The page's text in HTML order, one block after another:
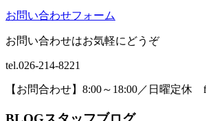
お問い合わせフォーム
お問い合わせはお気軽にどうぞ
tel.026-214-8221
【お問合わせ】8:00～18:00／日曜定休